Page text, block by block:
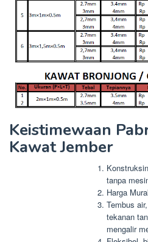
Keistimewaan
Kawat Jember
tanpa
Harga
Tembus
tekanan
mengalir